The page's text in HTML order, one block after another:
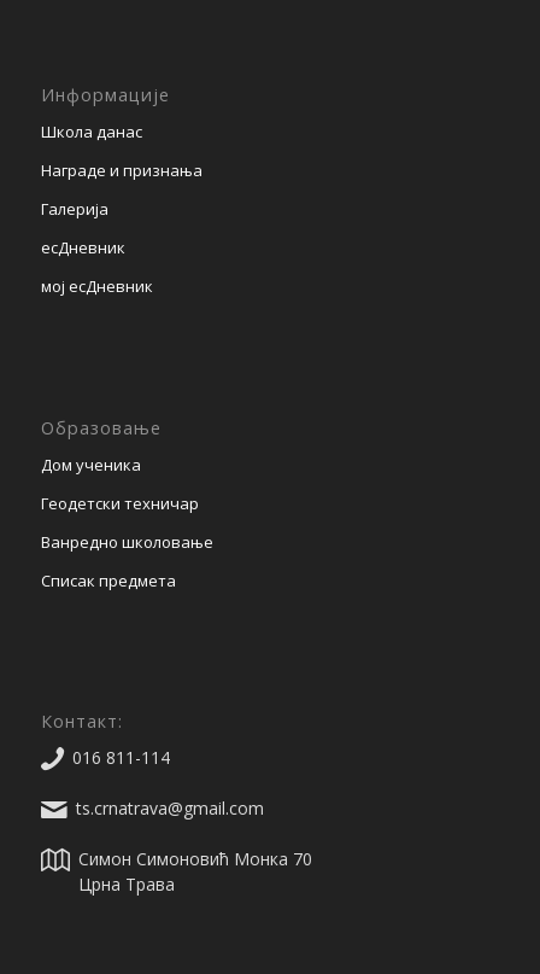
Информације
Школа данас
Награде и признања
Галерија
есДневник
мој есДневник
Образовање
Дом ученика
Геодетски техничар
Ванредно школовање
Списак предмета
Контакт:
016 811-114
ts.crnatrava@gmail.com
Симон Симоновић Монка 70
Црна Трава